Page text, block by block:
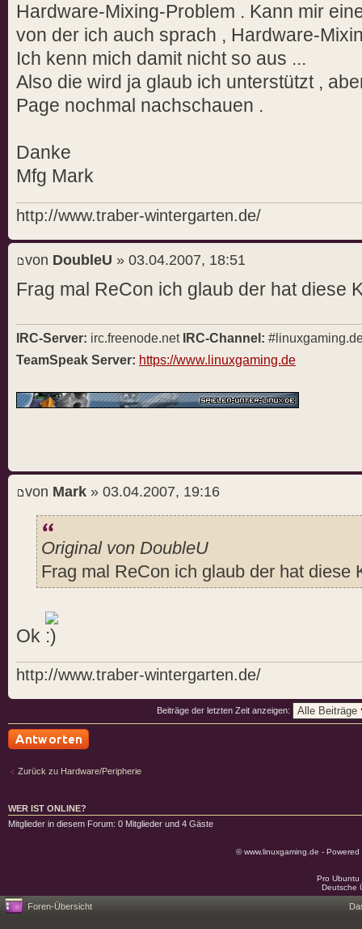
Hardware-Mixing-Problem . Kann mir
von der ich auch sprach , Hardware-
Ich kenn mich damit nicht so aus ...
Also die wird ja glaub ich unterstützt ,
Page nochmal nachschauen .
Danke
Mfg Mark
http://www.traber-wintergarten.de/
von DoubleU » 03.04.2007, 18:51
Frag mal ReCon ich glaub der hat diese
IRC-Server: irc.freenode.net IRC-Channel:
TeamSpeak Server: https://www.linuxgaming.de
von Mark » 03.04.2007, 19:16
Original von DoubleU
Frag mal ReCon ich glaub der hat diese
Ok
http://www.traber-wintergarten.de/
Beiträge der letzten Zeit anzeigen:
Zurück zu Hardware/Peripherie
WER IST ONLINE?
Mitglieder in diesem Forum: 0 Mitglieder und 4 Gäste
© www.linuxgaming.de -
Pro
Deutsche
Foren-Übersicht